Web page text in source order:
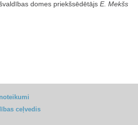
domes priekšsēdētājs E. Mekšs
ceļvedis